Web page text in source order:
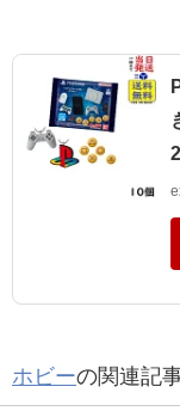
ホビーの関連記